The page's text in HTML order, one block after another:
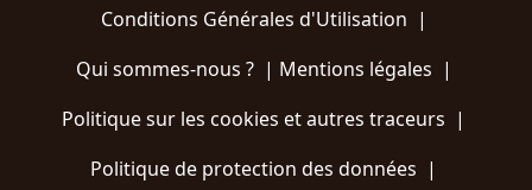
Conditions Générales d'Utilisation |
Qui sommes-nous ?| Mentions légales |
Politique sur les cookies et autres traceurs |
Politique de protection des données |